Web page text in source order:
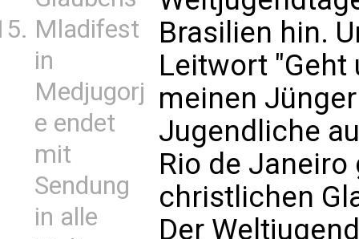
Mladifest
in
Medjugorj
e endet
mit
Sendung
in alle
Brasilien hin.
Leitwort "Geht
meinen
Jugendliche
Rio de
christlichen
Der